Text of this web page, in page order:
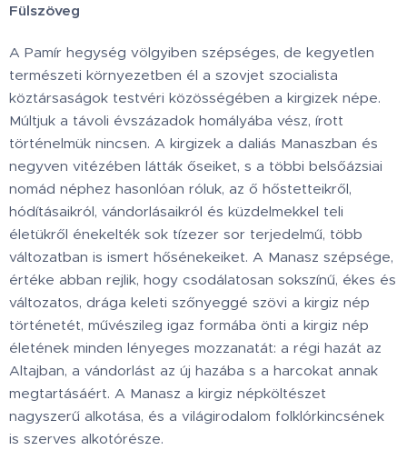
Fülszöveg
A Pamír hegység völgyiben szépséges, de kegyetlen
természeti környezetben él a szovjet szocialista
köztársaságok testvéri közösségében a kirgizek népe.
Múltjuk a távoli évszázadok homályába vész, írott
történelmük nincsen. A kirgizek a daliás Manaszban és
negyven vitézében látták őseiket, s a többi belsőázsiai
nomád néphez hasonlóan róluk, az ő hőstetteikről,
hódításaikról, vándorlásaikról és küzdelmekkel teli
életükről énekelték sok tízezer sor terjedelmű, több
változatban is ismert hősénekeiket. A Manasz szépsége,
értéke abban rejlik, hogy csodálatosan sokszínű, ékes és
változatos, drága keleti szőnyeggé szövi a kirgiz nép
történetét, művészileg igaz formába önti a kirgiz nép
életének minden lényeges mozzanatát: a régi hazát az
Altajban, a vándorlást az új hazába s a harcokat annak
megtartásáért. A Manasz a kirgiz népköltészet
nagyszerű alkotása, és a világirodalom folklórkincsének
is szerves alkotórésze.